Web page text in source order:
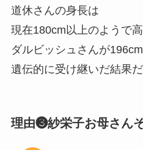
道休さんの身長は
現在180cm以上のようで高
ダルビッシュさんが
遺伝的に受け継いだ結果
理由❸紗栄子お母さん